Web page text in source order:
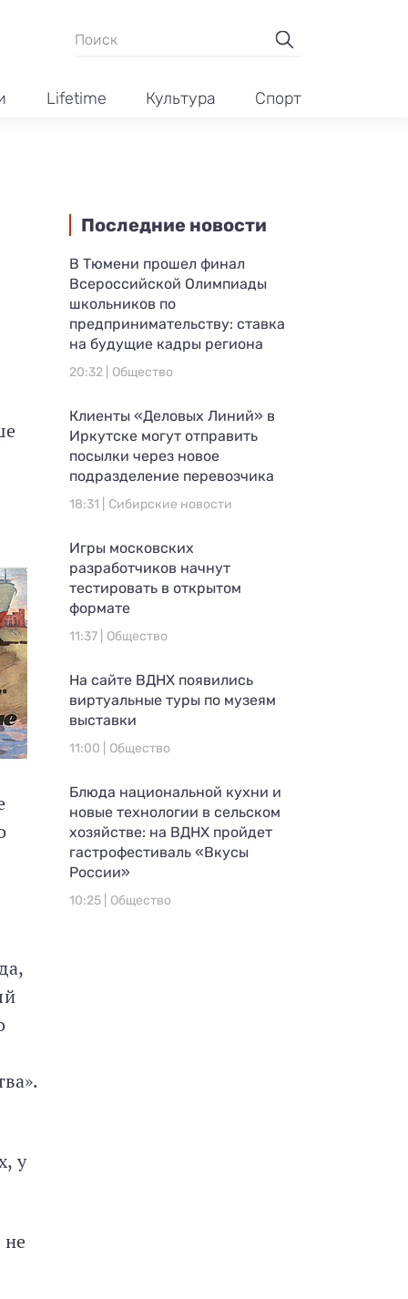
Lifetime Культура Спорт
у
Последние новости
В Тюмени прошел финал
Всероссийской Олимпиады
школьников по
предпринимательству: ставка
на будущие кадры региона
20:32 | Общество
Клиенты «Деловых Линий» в
Иркутске могут отправить
посылки через новое
подразделение перевозчика
18:31 | Сибирские новости
Игры московских
разработчиков начнут
тестировать в открытом
формате
11:37 | Общество
На сайте ВДНХ появились
виртуальные туры по музеям
выставки
11:00 | Общество
Блюда национальной кухни и
новые технологии в сельском
хозяйстве: на ВДНХ пройдет
гастрофестиваль «Вкусы
России»
10:25 | Общество